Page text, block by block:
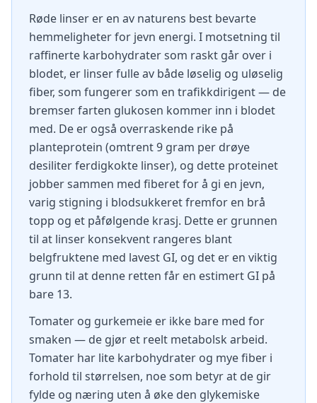
Røde linser er en av naturens best bevarte
hemmeligheter for jevn energi. I motsetning til
raffinerte karbohydrater som raskt går over i
blodet, er linser fulle av både løselig og uløselig
fiber, som fungerer som en trafikkdirigent — de
bremser farten glukosen kommer inn i blodet
med. De er også overraskende rike på
planteprotein (omtrent 9 gram per drøye
desiliter ferdigkokte linser), og dette proteinet
jobber sammen med fiberet for å gi en jevn,
varig stigning i blodsukkeret fremfor en brå
topp og et påfølgende krasj. Dette er grunnen
til at linser konsekvent rangeres blant
belgfruktene med lavest GI, og det er en viktig
grunn til at denne retten får en estimert GI på
bare 13.
Tomater og gurkemeie er ikke bare med for
smaken — de gjør et reelt metabolsk arbeid.
Tomater har lite karbohydrater og mye fiber i
forhold til størrelsen, noe som betyr at de gir
fylde og næring uten å øke den glykemiske